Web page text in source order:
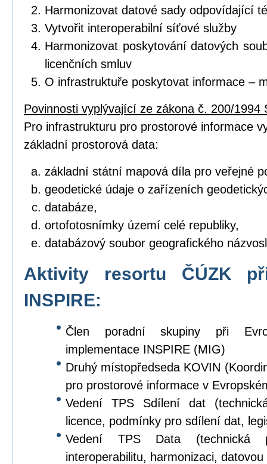
Harmonizovat datové sady odpovídající
Vytvořit interoperabilní síťové služby
Harmonizovat poskytování datových
licenčních smluv
O infrastruktuře poskytovat informace –
Povinnosti vyplývající ze zákona č. 200/1994
Pro infrastrukturu pro prostorové informace
základní prostorová data:
základní státní mapová díla pro veřejné
geodetické údaje o zařízeních
databáze,
ortofotosnímky území celé republiky,
databázový soubor geografického
Aktivity resortu ČÚZK
INSPIRE:
Člen poradní skupiny při
implementace INSPIRE (MIG)
Druhý místopředseda KOVIN
pro prostorové informace v
Vedení TPS Sdílení dat
licence, podmínky pro sdílení dat,
Vedení TPS Data (technická
interoperabilitu, harmonizaci,